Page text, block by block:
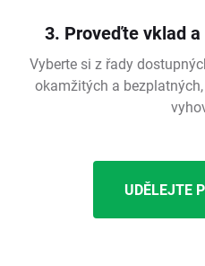
3. Proveďte vklad
Vyberte si z řady
okamžitých a
UDĚLEJTE